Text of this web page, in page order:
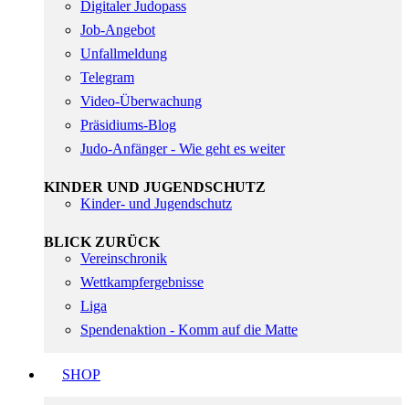
Digitaler Judopass
Job-Angebot
Unfallmeldung
Telegram
Video-Überwachung
Präsidiums-Blog
Judo-Anfänger - Wie geht es weiter
KINDER UND JUGENDSCHUTZ
Kinder- und Jugendschutz
BLICK ZURÜCK
Vereinschronik
Wettkampfergebnisse
Liga
Spendenaktion - Komm auf die Matte
SHOP